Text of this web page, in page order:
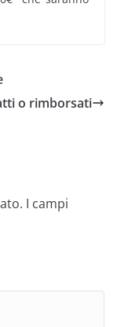
o rimborsati
I campi